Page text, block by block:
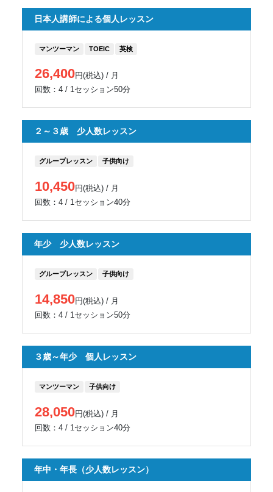
日本人講師による個人レッスン
マンツーマン TOEIC 英検
26,400円(税込) / 月
回数：4 / 1セッション50分
２～３歳 少人数レッスン
グループレッスン 子供向け
10,450円(税込) / 月
回数：4 / 1セッション40分
年少 少人数レッスン
グループレッスン 子供向け
14,850円(税込) / 月
回数：4 / 1セッション50分
３歳～年少 個人レッスン
マンツーマン 子供向け
28,050円(税込) / 月
回数：4 / 1セッション40分
年中・年長（少人数レッスン）